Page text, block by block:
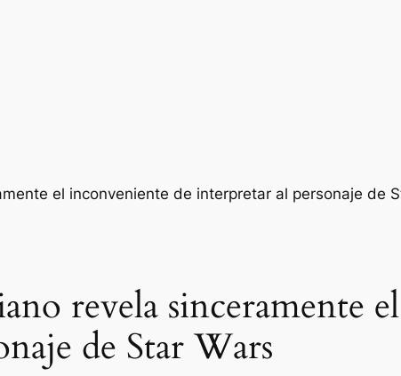
revela sinceramente
de Star Wars